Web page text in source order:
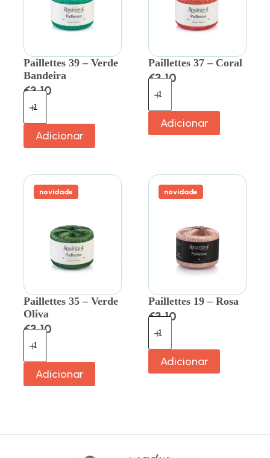
Paillettes 39 – Verde
Bandeira
€3.10
Adicionar
Paillettes 37 – Coral
€3.10
Adicionar
novidade
Paillettes 35 – Verde
Oliva
€3.10
Adicionar
novidade
Paillettes 19 – Rosa
€3.10
Adicionar